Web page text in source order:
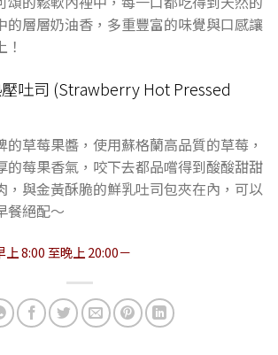
的層層奶油香，多重豐富的味覺與口感讓
吐司 (Strawberry Hot Pressed
草莓果醬，使用蘇格蘭高品質的草莓，
的莓果香氣，咬下去都品嚐得到酸酸甜甜
，與金黃酥脆的鮮乳吐司包夾在內，可以
餐絕配～
8:00 至晚上 20:00－